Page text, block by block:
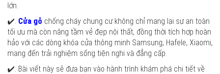
lớn.
✔️. Cửa gỗ chống cháy chung cư không chỉ mang lại sự an toàn
tối ưu mà còn nâng tầm vẻ đẹp nội thất, đồng thời tích hợp hoàn
hảo với các dòng khóa cửa thông minh Samsung, Hafele, Xiaomi,
mang đến trải nghiệm sống tiện nghi và đẳng cấp.
✔️. Bài viết này sẽ đưa bạn vào hành trình khám phá chi tiết về